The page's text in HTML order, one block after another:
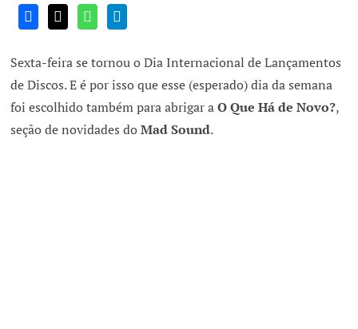
Sexta-feira se tornou o Dia Internacional de Lançamentos
de Discos. E é por isso que esse (esperado) dia da semana
foi escolhido também para abrigar aO Que Há de Novo?,
seção de novidades doMad Sound.